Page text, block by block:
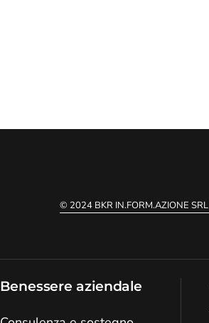
© 2024 BKR IN.FORM.AZIONE SRL
Benessere aziendale